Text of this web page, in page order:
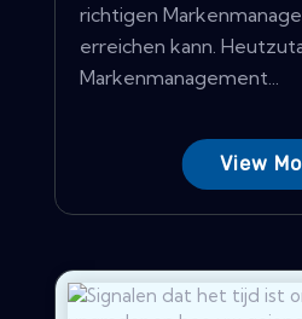
richtigen
erreichen kann.
Markenmanagement...
View